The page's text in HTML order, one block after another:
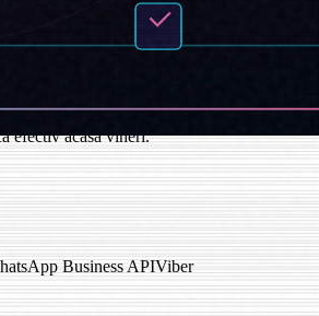
Când un inspector sună sau apare la
nu am avut un inspector ANAF care să
efectiv acasă vineri."
Business APIViber